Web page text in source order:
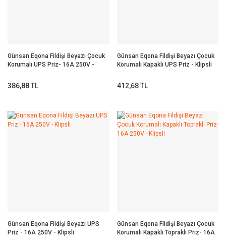
Günsan Eqona Fildişi Beyazı Çocuk
Korumalı UPS Priz- 16A 250V -
386,88 TL
Günsan Eqona Fildişi Beyazı Çocuk
Korumalı Kapaklı UPS Priz - Klipsli
412,68 TL
Günsan Eqona Fildişi Beyazı UPS
Priz - 16A 250V - Klipsli
Günsan Eqona Fildişi Beyazı Çocuk
Korumalı Kapaklı Topraklı Priz- 16A